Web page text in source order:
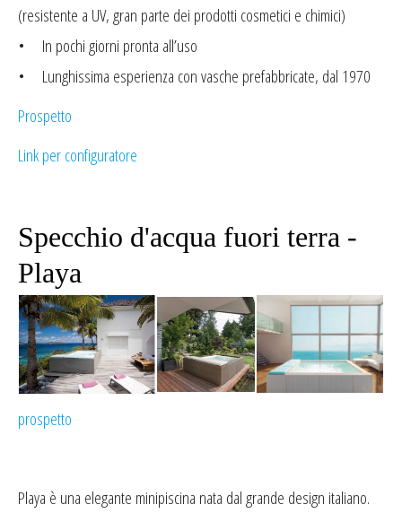
(resistente a UV, gran parte dei prodotti cosmetici e chimici)
• In pochi giorni pronta all’uso
• Lunghissima esperienza con vasche prefabbricate, dal 1970
Prospetto
Link per configuratore
Specchio d'acqua fuori terra -
Playa
prospetto
Playa è una elegante minipiscina nata dal grande design italiano.